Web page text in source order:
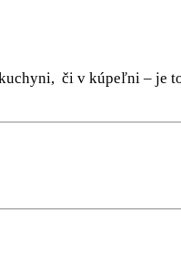
či v kúpeľni – je